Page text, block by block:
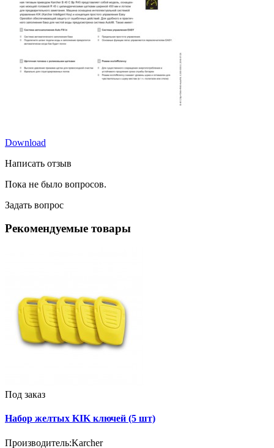
Download
Написать отзыв
Пока не было вопросов.
Задать вопрос
Рекомендуемые товары
Под заказ
Набор желтых KIK ключей (5 шт)
Производитель:Karcher